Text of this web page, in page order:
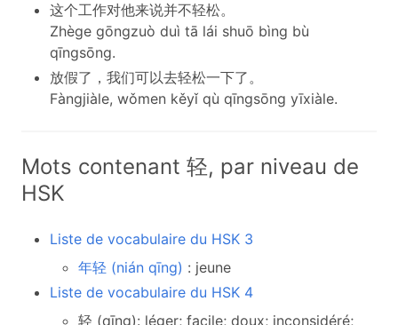
这个工作对他来说并不轻松。
Zhège gōngzuò duì tā lái shuō bìng bù
qīngsōng.
放假了，我们可以去轻松一下了。
Fàngjiàle, wǒmen kěyǐ qù qīngsōng yīxiàle.
Mots contenant 轻, par niveau de
HSK
Liste de vocabulaire du HSK 3
年轻 (nián qīng) : jeune
Liste de vocabulaire du HSK 4
轻 (qīng): léger; facile; doux; inconsidéré;